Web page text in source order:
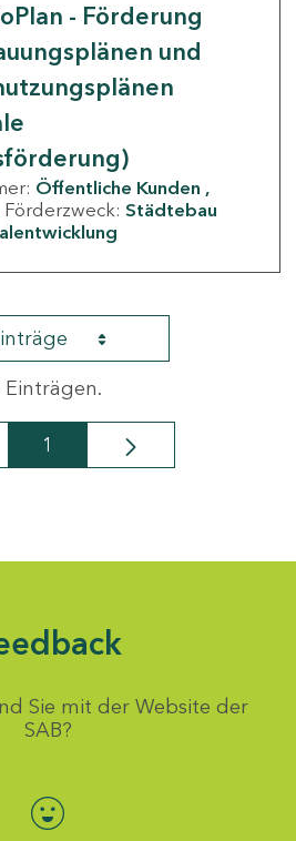
- Förderung
und
Öffentliche Kunden
Förderzweck: Städtebau
Einträgen.
Seite
1
Sie mit der Website der
SAB?
Bewertung auswählen